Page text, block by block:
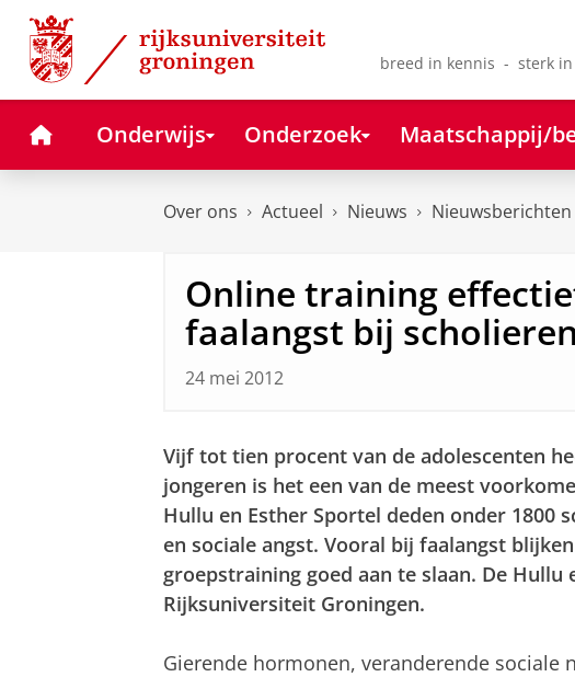
Skip
Content
Skip
Navigation
breed in kennis - sterk in
HomeOnderwijs Onderzoek Maatschappij/
Over ons Actueel Nieuws Nieuwsberichten
Online training
faalangst bij scholieren
24 mei 2012
Vijf tot tien procent van de adolescenten
jongeren is het een van de meest
Hullu en Esther Sportel deden onder 1800
en sociale angst. Vooral bij faalangst
groepstraining goed aan te slaan. De
Rijksuniversiteit Groningen.
Gierende hormonen, veranderende sociale